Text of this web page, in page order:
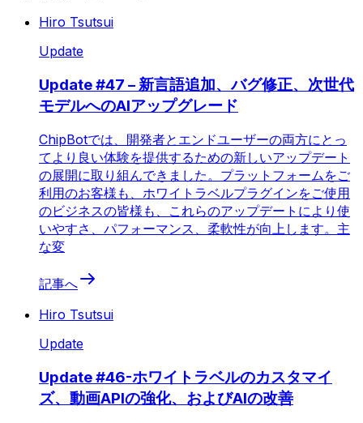
Hiro Tsutsui
Update
Update #47 – 新言語追加、バグ修正、次世代
モデルへのAIアップグレード
ChipBotでは、開発者とエンドユーザーの両方にとっ
てより良い体験を提供するための新しいアップデート
の展開に取り組んできました。プラットフォームをご
利用のお客様も、ホワイトラベルプラグインをご使用
のビジネスの皆様も、これらのアップデートにより使
いやすさ、パフォーマンス、柔軟性が向上します。主
な変
記事へ
Hiro Tsutsui
Update
Update #46-ホワイトラベルのカスタマイ
ズ、動画APIの強化、およびAIの改善